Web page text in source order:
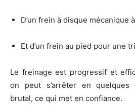
D’un frein à disque mécanique
Et d’un frein au pied pour une
Le freinage est progressif et
on peut s’arrêter en quelques
brutal, ce qui met en confiance.